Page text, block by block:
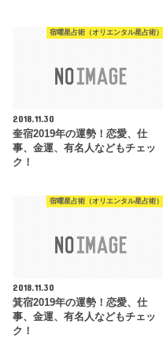
宿曜星占術（オリエンタル星占術）
2018.11.30
奎宿2019年の運勢！恋愛、仕
事、金運、有名人などもチェッ
ク！
宿曜星占術（オリエンタル星占術）
2018.11.30
箕宿2019年の運勢！恋愛、仕
事、金運、有名人などもチェッ
ク！